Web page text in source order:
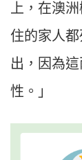
上，在澳
住的家人
出，因為
性。」